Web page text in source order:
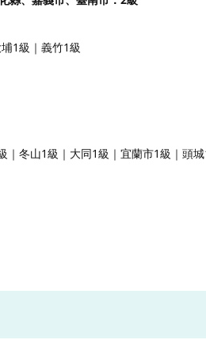
1級｜義竹1級
冬山1級｜大同1級｜宜蘭市1級｜頭